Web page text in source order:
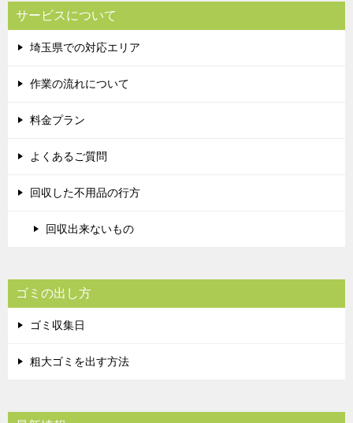
サービスについて
埼玉県での対応エリア
作業の流れについて
料金プラン
よくあるご質問
回収した不用品の行方
回収出来ないもの
ゴミの出し方
ゴミ収集日
粗大ゴミを出す方法